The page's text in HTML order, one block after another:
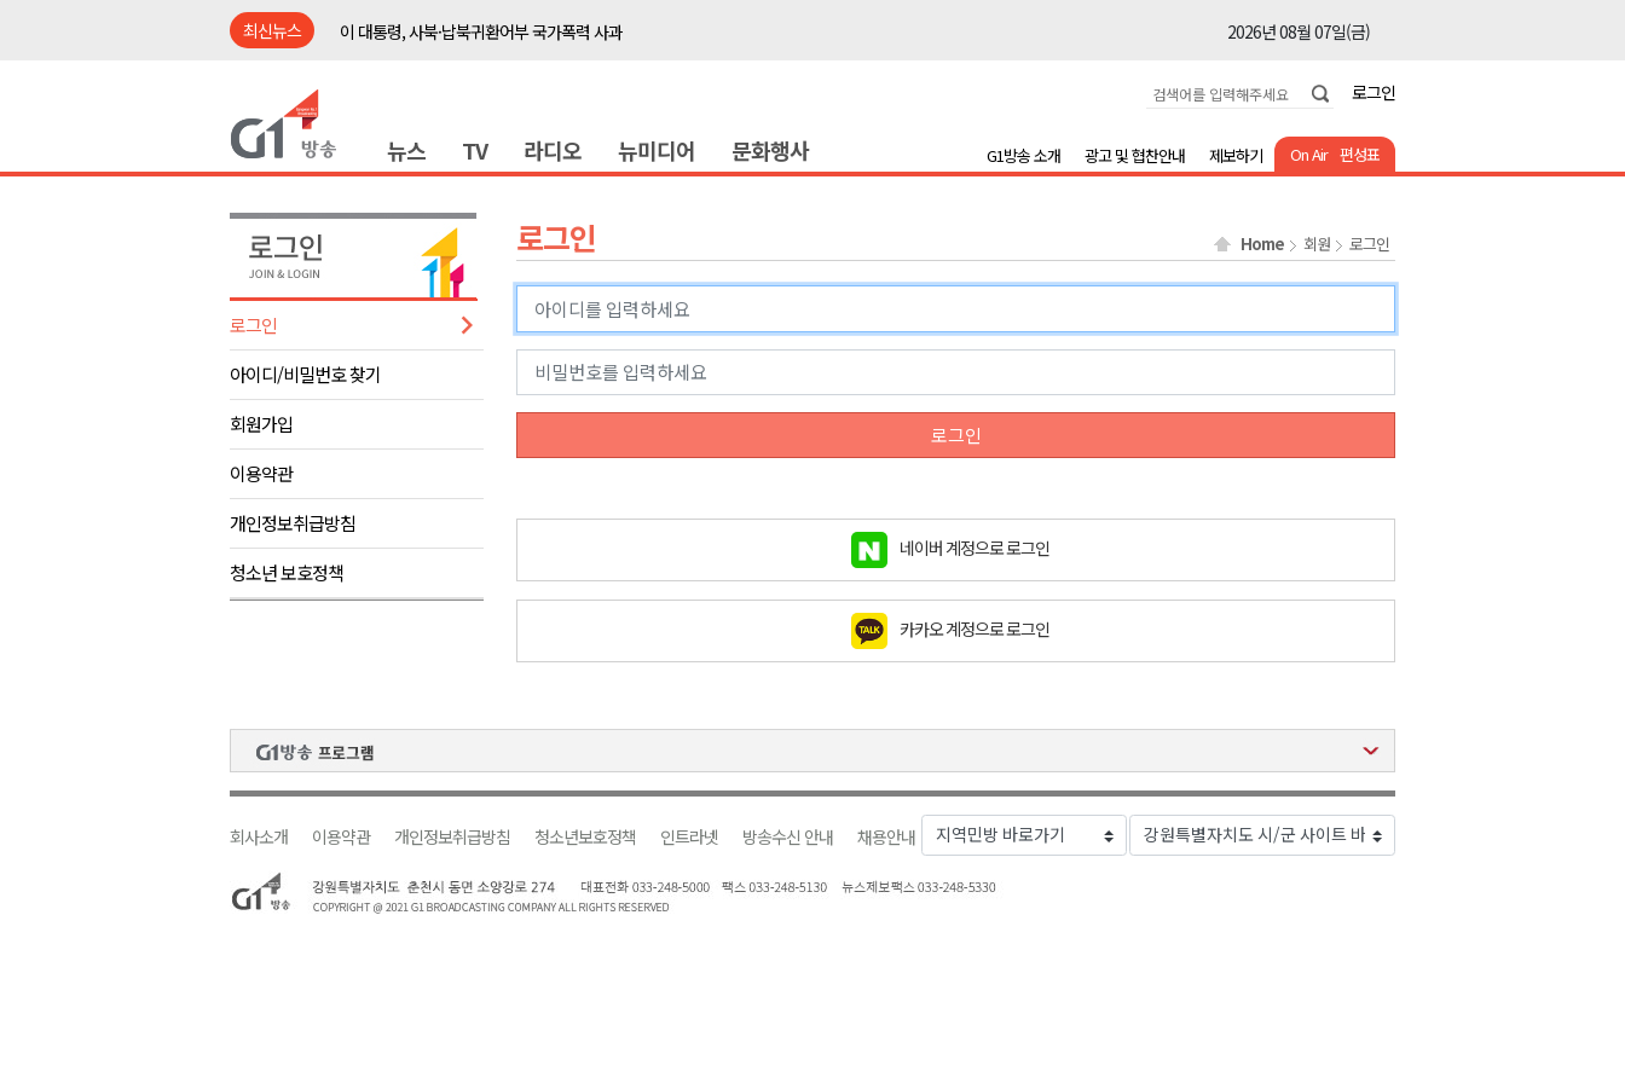
최신뉴스
이 대통령, 사북·납북귀환어부 국가폭력 사과
2026년 08월 07일(금)
2026년 08월 07일(금)
이광재 국회 예결위원장, 강릉시 초청 특별 강연
2026년 08월 07일(금)
육동한 시장, 국제스케이트장 춘천 유치 건의
영월군, 국·도비 확보 보고회 개최
2026년 08월 07일(금)
삼척 공공산후조리원 이전 시급
강원자치도교육청 교감급 이상 387명 인사
2026년 08월 07일(금)
도-시군 첫 간담회..우상호 "하나된 공동체"
이 대통령, 사북·납북귀환어부 국가폭력 사과
2026년 08월 07일(금)
여름축제 더위와 전쟁..물놀이 접목
2026년 08월 07일(금)
강원도, 최휘영 문체부장관과 정책간담회
이광재 국회 예결위원장, 강릉시 초청 특별 강연
검찰청 폐지..해결 과제 산적
강원자치도교육청 교감급 이상 387명 인사
2026년 08월 07일(금)
로그인
뉴스 TV 라디오 뉴미디어 문화행사 On Air 편성표
G1방송 소개 광고 및 협찬안내 제보하기
로그인
아이디/비밀번호 찾기
회원가입
이용약관
개인정보취급방침
청소년 보호정책
로그인 Home 회원 로그인
로그인
네이버 계정으로 로그인
카카오 계정으로 로그인
회사소개 이용약관 개인정보취급방침 청소년보호정책 인트라넷 방송수신 안내 채용안내